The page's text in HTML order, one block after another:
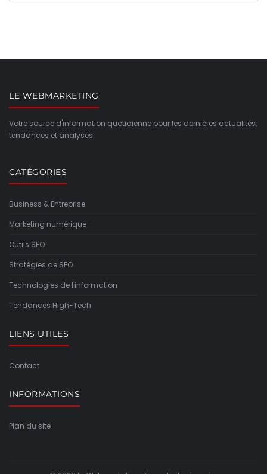
LE WEBMARKETING
Votre source d'information quotidienne pour les dernières actualités,
tendances et analyses.
CATÉGORIES
Business & Entreprise
Marketing numérique
Outils SEO
Stratégies de SEO
Technologies de l'information
Tendances High-Tech
LIENS UTILES
Contact
INFORMATIONS
Plan du site